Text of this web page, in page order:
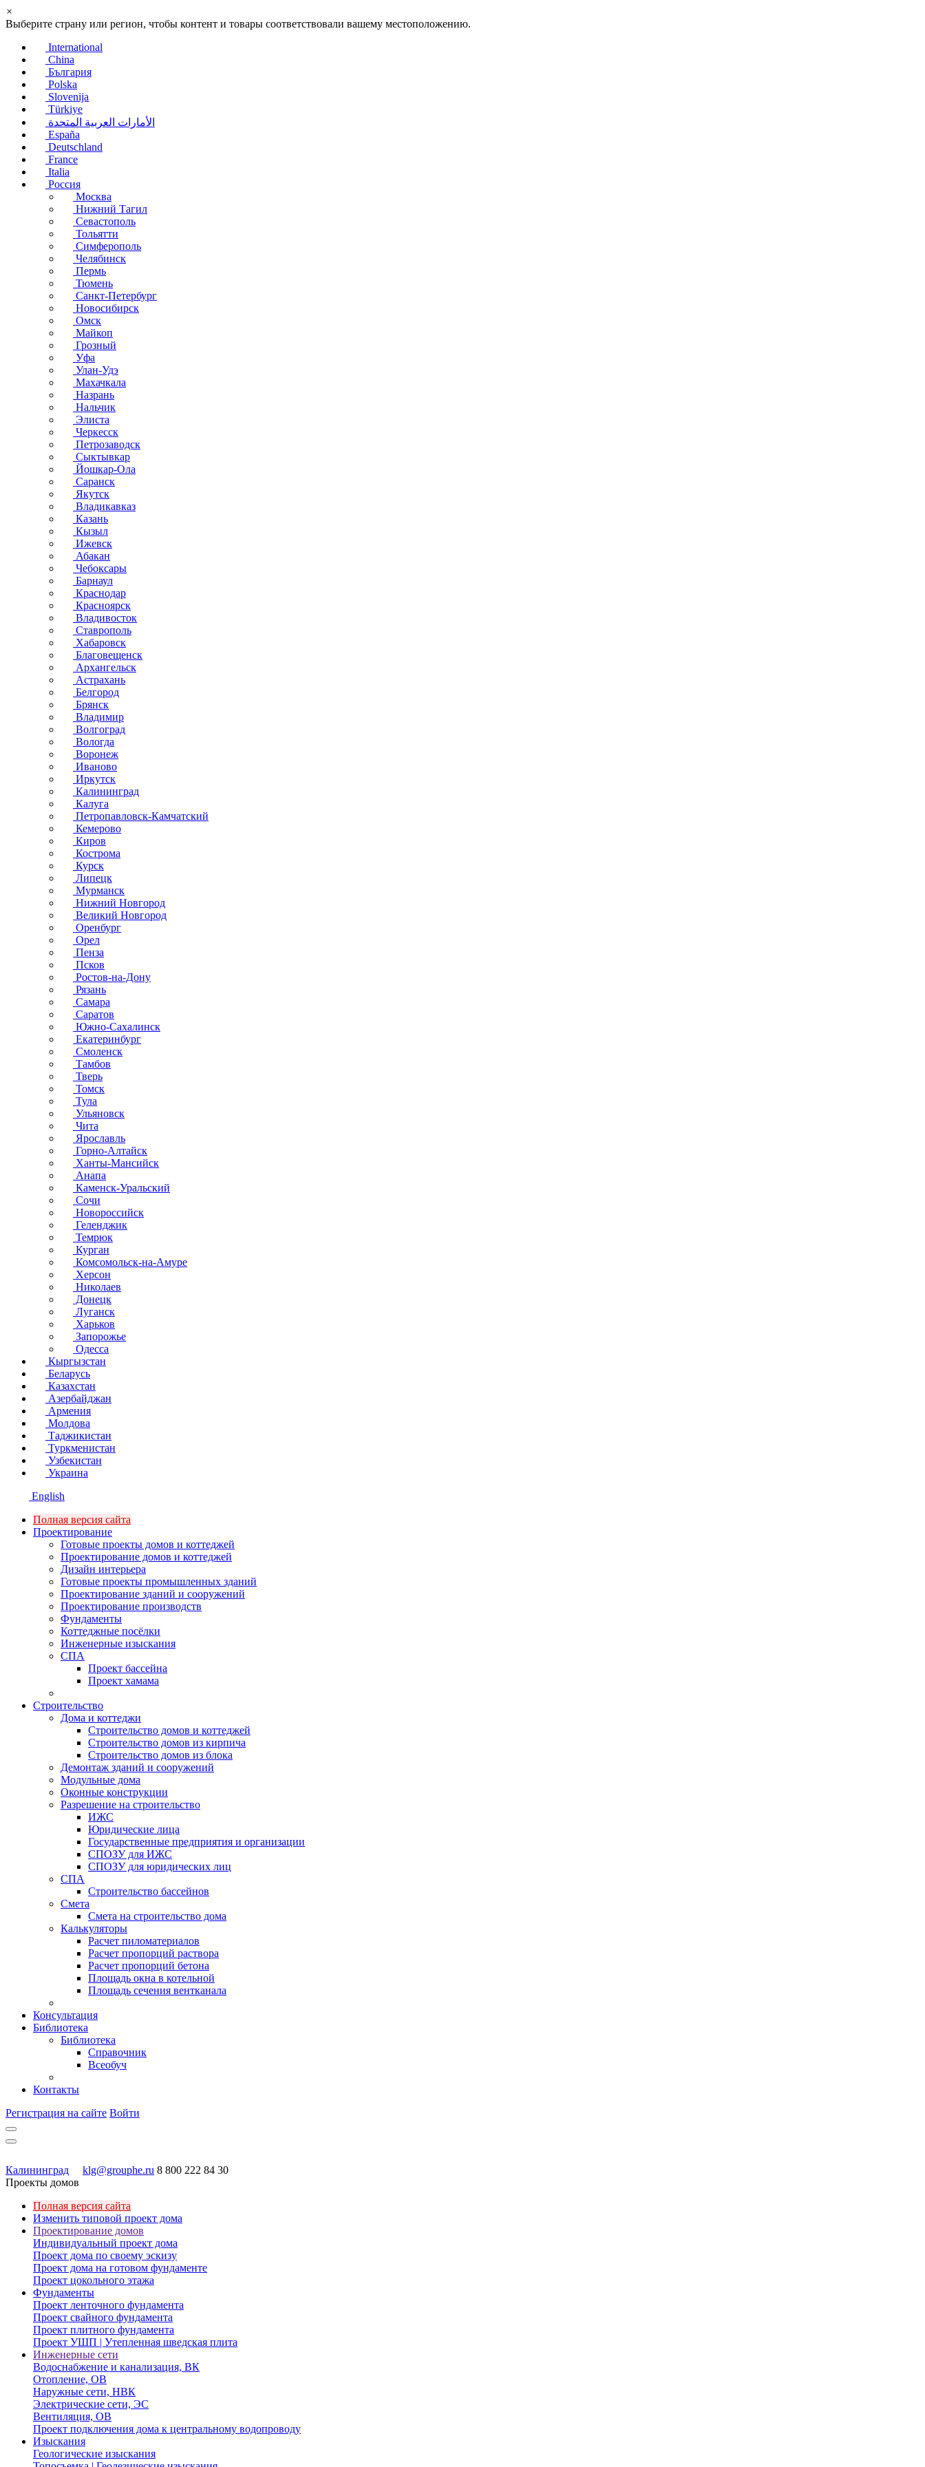
×
Выберите страну или регион, чтобы контент и товары соответствовали вашему местоположению.
International
China
България
Polska
Slovenija
Türkiye
الأمارات العربية المتحدة
España
Deutschland
France
Italia
Россия
Москва
Нижний Тагил
Севастополь
Тольятти
Симферополь
Челябинск
Пермь
Тюмень
Санкт-Петербург
Новосибирск
Омск
Майкоп
Грозный
Уфа
Улан-Удэ
Махачкала
Назрань
Нальчик
Элиста
Черкесск
Петрозаводск
Сыктывкар
Йошкар-Ола
Саранск
Якутск
Владикавказ
Казань
Кызыл
Ижевск
Абакан
Чебоксары
Барнаул
Краснодар
Красноярск
Владивосток
Ставрополь
Хабаровск
Благовещенск
Архангельск
Астрахань
Белгород
Брянск
Владимир
Волгоград
Вологда
Воронеж
Иваново
Иркутск
Калининград
Калуга
Петропавловск-Камчатский
Кемерово
Киров
Кострома
Курск
Липецк
Мурманск
Нижний Новгород
Великий Новгород
Оренбург
Орел
Пенза
Псков
Ростов-на-Дону
Рязань
Самара
Саратов
Южно-Сахалинск
Екатеринбург
Смоленск
Тамбов
Тверь
Томск
Тула
Ульяновск
Чита
Ярославль
Горно-Алтайск
Ханты-Мансийск
Анапа
Каменск-Уральский
Сочи
Новороссийск
Геленджик
Темрюк
Курган
Комсомольск-на-Амуре
Херсон
Николаев
Донецк
Луганск
Харьков
Запорожье
Одесса
Кыргызстан
Беларусь
Казахстан
Азербайджан
Армения
Молдова
Таджикистан
Туркменистан
Узбекистан
Украина
English
Полная версия сайта
Проектирование
Готовые проекты домов и коттеджей
Проектирование домов и коттеджей
Дизайн интерьера
Готовые проекты промышленных зданий
Проектирование зданий и сооружений
Проектирование производств
Фундаменты
Коттеджные посёлки
Инженерные изыскания
СПА
Проект бассейна
Проект хамама
Строительство
Дома и коттеджи
Строительство домов и коттеджей
Строительство домов из кирпича
Строительство домов из блока
Демонтаж зданий и сооружений
Модульные дома
Оконные конструкции
Разрешение на строительство
ИЖС
Юридические лица
Государственные предприятия и организации
СПОЗУ для ИЖС
СПОЗУ для юридических лиц
СПА
Строительство бассейнов
Смета
Смета на строительство дома
Калькуляторы
Расчет пиломатериалов
Расчет пропорций раствора
Расчет пропорций бетона
Площадь окна в котельной
Площадь сечения вентканала
Консультация
Библиотека
Библиотека
Справочник
Всеобуч
Контакты
Регистрация на сайте Войти
Калининград klg@grouphe.ru 8 800 222 84 30
Проекты домов
Полная версия сайта
Изменить типовой проект дома
Проектирование домов
Индивидуальный проект дома
Проект дома по своему эскизу
Проект дома на готовом фундаменте
Проект цокольного этажа
Фундаменты
Проект ленточного фундамента
Проект свайного фундамента
Проект плитного фундамента
Проект УШП | Утепленная шведская плита
Инженерные сети
Водоснабжение и канализация, ВК
Отопление, ОВ
Наружные сети, НВК
Электрические сети, ЭС
Вентиляция, ОВ
Проект подключения дома к центральному водопроводу
Изыскания
Геологические изыскания